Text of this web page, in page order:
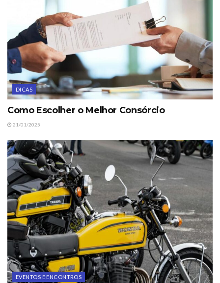
DICAS
Como Escolher o Melhor Consórcio
21/01/2025
EVENTOS E ENCONTROS